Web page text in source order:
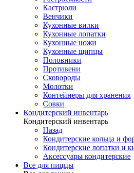
Кастрюли
Венчики
Кухонные вилки
Кухонные лопатки
Кухонные ножи
Кухонные щипцы
Половники
Противени
Сковороды
Молотки
Контейнеры для хранения
Совки
Кондитерский инвентарь
Кондитерский инвентарь
Назад
Кондитерские кольца и
Кондитерские лопатки и
Аксессуары кондитерские
Все для пиццы